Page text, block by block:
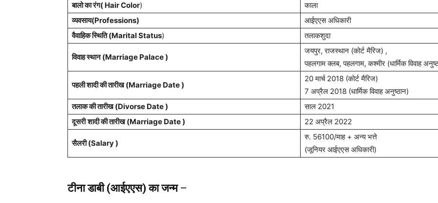
बालो का रंग( Hair Color)
काला
व्यवसाय(Professions)
आईएएस अधिकारी
वैवाहिक स्थिति (Marital Status) तलाकशुदा
विवाह स्थान (Marriage Palace )
जयपुर, राजस्थान (कोर्ट मैरिज) ,
पहलगाम क्लब, पहलगाम, कश्मीर (धार्मिक विवाह
पहली शादी की तारीख (Marriage Date )
20 मार्च 2018 (कोर्ट मैरिज)
7 अप्रैल 2018 (धार्मिक विवाह अनुष्ठान)
तलाक की तारीख (Divorse Date )
साल 2021
दूसरी शादी की तारीख (Marriage Date ) 22 अप्रैल 2022
सैलरी (Salary )
रु. 56100/माह + अन्य भत्ते
(जूनियर आईएएस अधिकारी)
टीना डाबी (आईएएस) का जन्म–